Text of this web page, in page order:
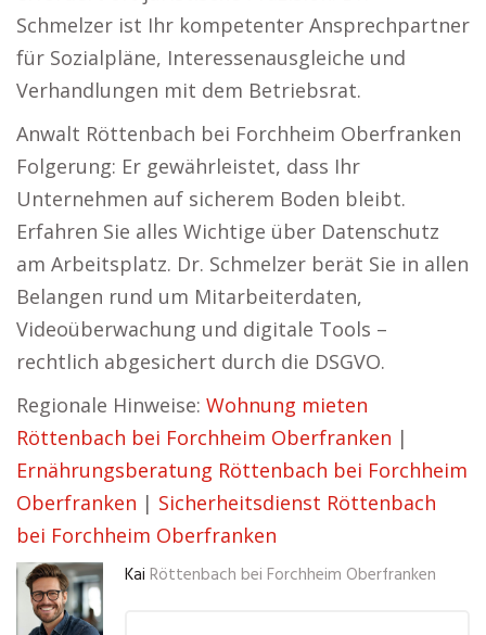
Schmelzer ist Ihr kompetenter Ansprechpartner
für Sozialpläne, Interessenausgleiche und
Verhandlungen mit dem Betriebsrat.
Anwalt Röttenbach bei Forchheim Oberfranken
Folgerung: Er gewährleistet, dass Ihr
Unternehmen auf sicherem Boden bleibt.
Erfahren Sie alles Wichtige über Datenschutz
am Arbeitsplatz. Dr. Schmelzer berät Sie in allen
Belangen rund um Mitarbeiterdaten,
Videoüberwachung und digitale Tools –
rechtlich abgesichert durch die DSGVO.
Regionale Hinweise: Wohnung mieten
Röttenbach bei Forchheim Oberfranken |
Ernährungsberatung Röttenbach bei Forchheim
Oberfranken | Sicherheitsdienst Röttenbach
bei Forchheim Oberfranken
Kai Röttenbach bei Forchheim Oberfranken